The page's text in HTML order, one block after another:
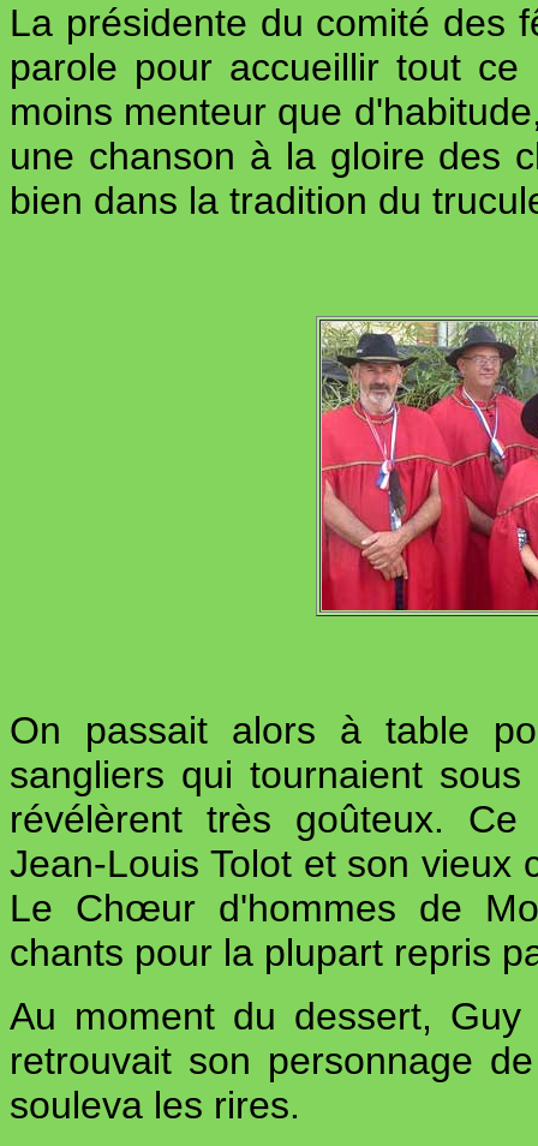
La présidente du comité des
parole pour accueillir tout
moins menteur que
une chanson à la gloire des
bien dans la tradition du
On passait alors à table
sangliers qui tournaient
révélèrent très goûteux.
Jean-Louis Tolot et son vieux
Le Chœur d'hommes de
chants pour la plupart repris
Au moment du dessert,
retrouvait son personnage
souleva les rires.